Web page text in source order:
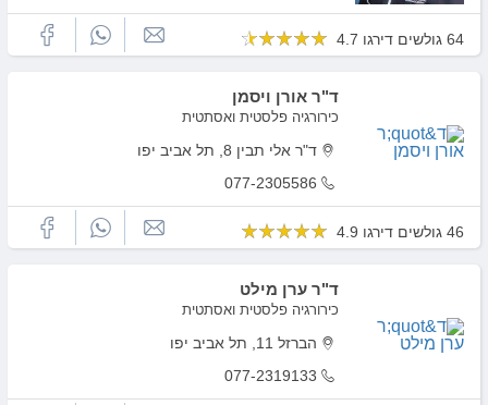
64 גולשים דירגו 4.7
ד"ר אורן ויסמן
כירורגיה פלסטית ואסתטית
ד"ר אלי תבין 8, תל אביב יפו
077-2305586
46 גולשים דירגו 4.9
ד"ר ערן מילט
כירורגיה פלסטית ואסתטית
הברזל 11, תל אביב יפו
077-2319133